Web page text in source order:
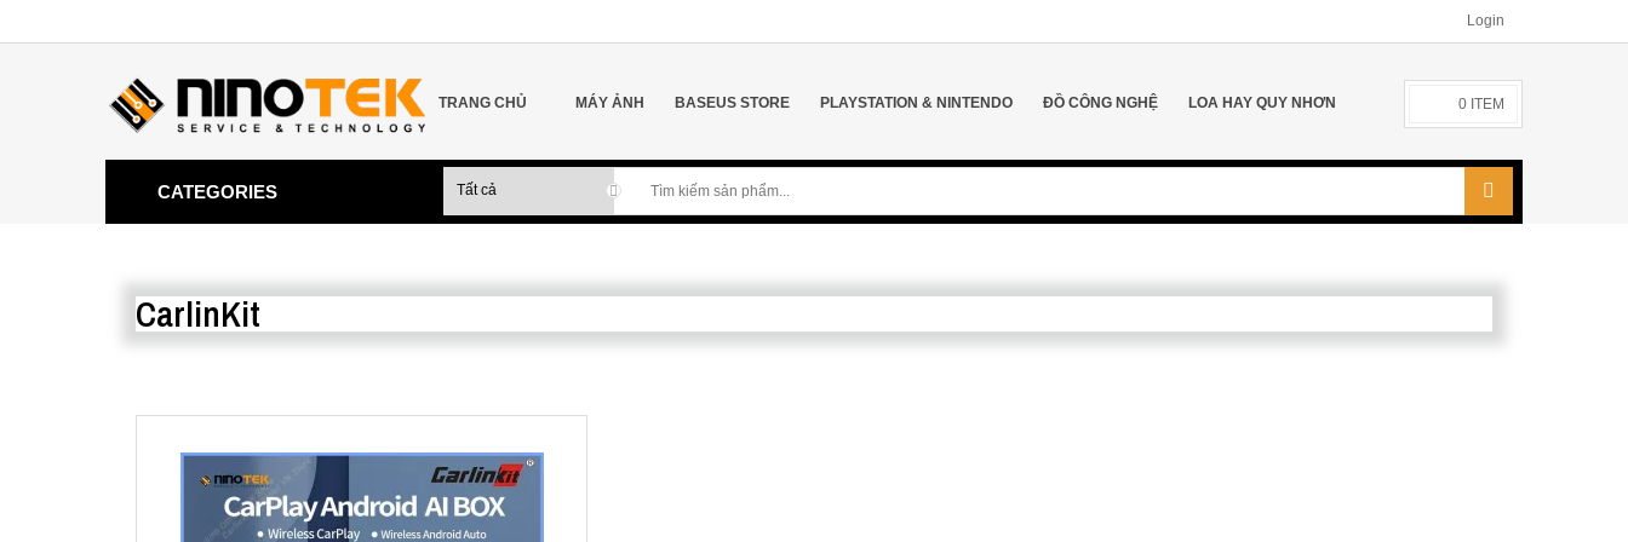
Login
TRANG CHỦ MÁY ẢNH BASEUS STORE PLAYSTATION & NINTENDO ĐỒ CÔNG NGHỆ LOA HAY QUY NHƠN 0 ITEM
CATEGORIES
CarlinKit